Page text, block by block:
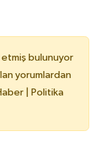
etmiş bulunuyor
yorumlardan
| Politika